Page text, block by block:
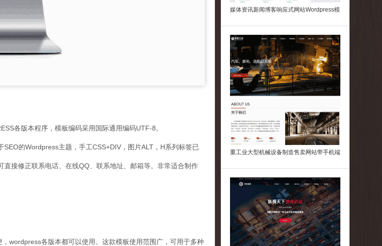
各版本程序，模板编码采用国际通用编码UTF-8。
的Wordpress主题，手工CSS+DIV，图片ALT，H系列标签已
接修正联系电话、在线QQ、联系地址、邮箱等。非常适合制作
wordpress各版本都可以使用。这款模板使用范围广，可用于多种
媒体资讯新闻博客响应式网站Wordpress模
板
重工业大型机械设备制造售卖网站带手机端
Wordpress模板